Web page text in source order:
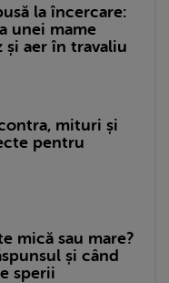
la încercare:
unei mame
și aer în travaliu
mituri și
pentru
mică sau mare?
și când
sperii